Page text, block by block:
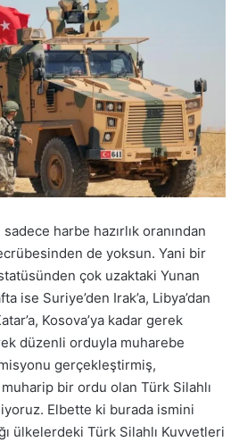
harbe hazırlık oranından
de yoksun. Yani bir
çok uzaktaki Yunan
ise Suriye’den Irak’a, Libya’dan
Kosova’ya kadar gerek
düzenli orduyla muharebe
gerçekleştirmiş,
bir ordu olan Türk Silahlı
Elbette ki burada ismini
ülkelerdeki Türk Silahlı Kuvvetleri